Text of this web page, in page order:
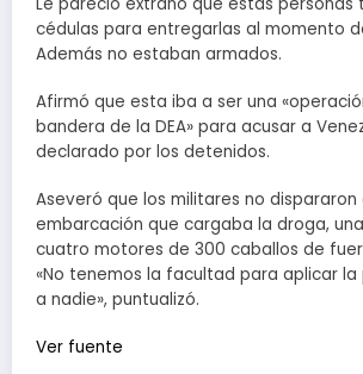
cédulas para entregarlas al momento
Además no estaban armados.
Afirmó que esta iba a ser una
bandera de la DEA» para acusar a
declarado por los detenidos.
Aseveró que los militares no
embarcación que cargaba la droga,
cuatro motores de 300 caballos de
«No tenemos la facultad para aplicar
a nadie», puntualizó.
Ver fuente